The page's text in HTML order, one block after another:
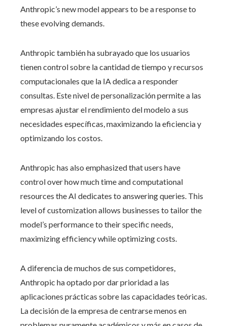
Anthropic’s new model appears to be a response to
these evolving demands.
Anthropic también ha subrayado que los usuarios
tienen control sobre la cantidad de tiempo y recursos
computacionales que la IA dedica a responder
consultas. Este nivel de personalización permite a las
empresas ajustar el rendimiento del modelo a sus
necesidades específicas, maximizando la eficiencia y
optimizando los costos.
Anthropic has also emphasized that users have
control over how much time and computational
resources the AI dedicates to answering queries. This
level of customization allows businesses to tailor the
model’s performance to their specific needs,
maximizing efficiency while optimizing costs.
A diferencia de muchos de sus competidores,
Anthropic ha optado por dar prioridad a las
aplicaciones prácticas sobre las capacidades teóricas.
La decisión de la empresa de centrarse menos en